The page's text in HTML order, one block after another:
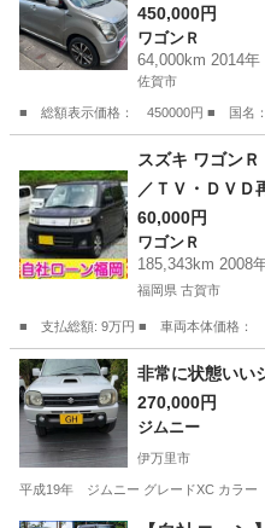
450,000円
ワゴンＲ
64,000km 2014年
佐賀市
■ 総額表示価格： 450000円 ■ 国名
ワゴンＲ ワゴ
スズキ ワゴン
／ＴＶ・ＤＶＤ
ール／ＨＩＤラ
イミングチェー
60,000円
ワゴンＲ
185,343km 2008
福岡県 古賀市
■ 支払総額: 9万円 ■ 車両本体価格：
福岡 古賀市 ワゴンＲ
非常に状態いい
270,000円
ジムニー
伊万里市
平成19年 ジムニー グレードXC カラー